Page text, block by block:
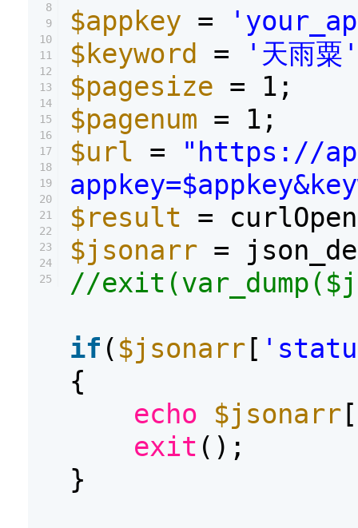
8
9
10
11
12
13
14
15
16
17
18
19
20
21
22
23
24
25
$appkey =
$keyword
=
'天雨粟'
$pagesize = 1;
$pagenum = 1;
$url =
"https://
$result =
$jsonarr =
//
if ( $jsonarr [
{
echo $jsonarr [
exit ();
}